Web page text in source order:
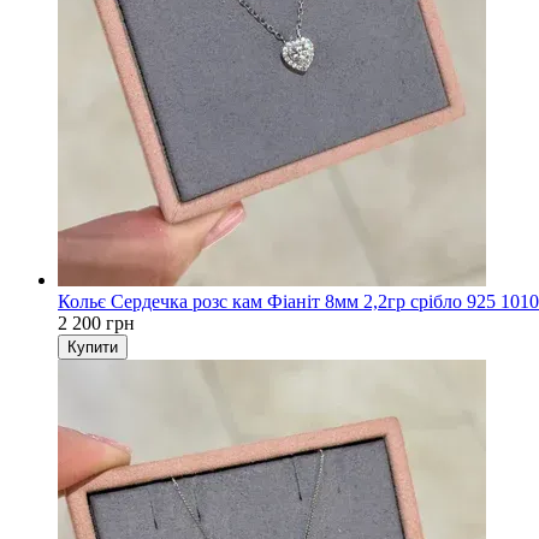
Кольє Сердечка розс кам Фіаніт 8мм 2,2гр срібло 925
2 200 грн
Купити